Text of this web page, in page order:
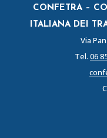
CONFETRA –
ITALIANA DEI
Via
Tel. 06